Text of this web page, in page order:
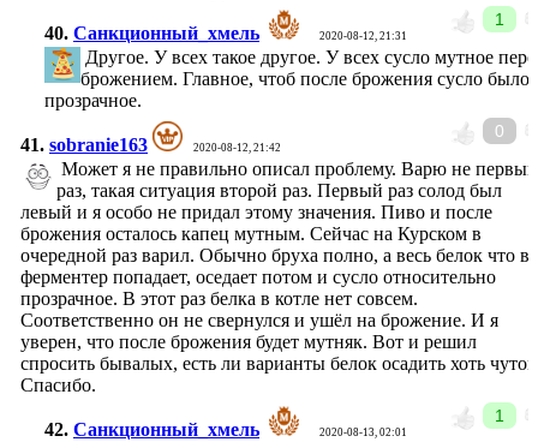
1
40. Санкционный_хмель 2020-08-12, 21:31
Другое. У всех такое другое. У всех сусло мутное
брожением. Главное, чтоб после брожения сусло было
прозрачное.
0
41. sobranie163 2020-08-12, 21:42
Может я не правильно описал проблему. Варю не первый
раз, такая ситуация второй раз. Первый раз солод был
левый и я особо не придал этому значения. Пиво и после
брожения осталось капец мутным. Сейчас на Курском в
очередной раз варил. Обычно бруха полно, а весь белок что в
ферментер попадает, оседает потом и сусло относительно
прозрачное. В этот раз белка в котле нет совсем.
Соответственно он не свернулся и ушёл на брожение. И я
уверен, что после брожения будет мутняк. Вот и решил
спросить бывалых, есть ли варианты белок осадить хоть
Спасибо.
1
42. Санкционный_хмель 2020-08-13, 02:01